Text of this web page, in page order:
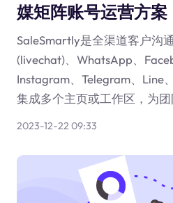
媒矩阵账号运营方案
SaleSmartly是全渠道客户沟
(livechat)、WhatsApp、
Instagram、Telegram、Line
集成多个主页或工作区，为团
2023-12-22 09:33